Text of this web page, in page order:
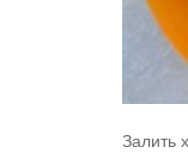
Залить